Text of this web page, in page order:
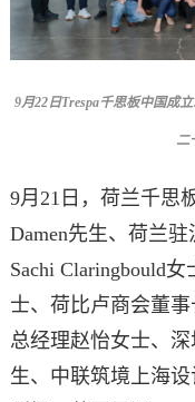
9月22日Trespa千思板中国成
二
9月21日，荷兰千思
Damen先生、荷兰
Sachi Claringbould
士、荷比卢商会董事
总经理赵怡女士、
生、中联筑境上海